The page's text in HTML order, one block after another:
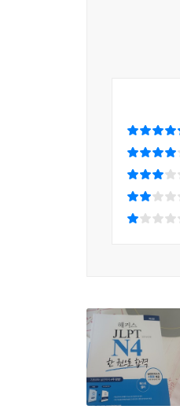
3. 즉시 음원을
1.0~2.0배까지
4. 일본어 문법에
1) 본격적인 N4
2) ‘조사, 부사,
학습할 수 있습니
2) ‘문제풀이
실제 시험장에서
있습니다.
3) ‘핵심 표현 및 필